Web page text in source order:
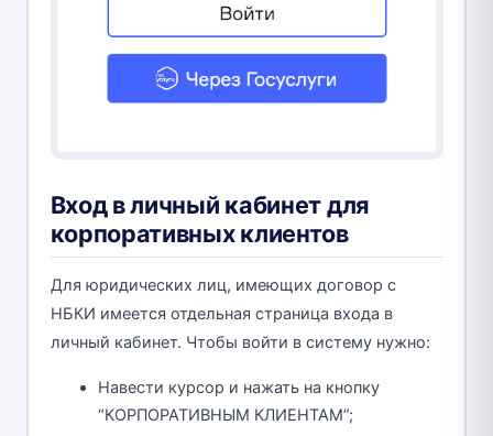
Вход в личный кабинет для
корпоративных клиентов
Для юридических лиц, имеющих договор с
НБКИ имеется отдельная страница входа в
личный кабинет. Чтобы войти в систему нужно:
Навести курсор и нажать на кнопку
“КОРПОРАТИВНЫМ КЛИЕНТАМ”;